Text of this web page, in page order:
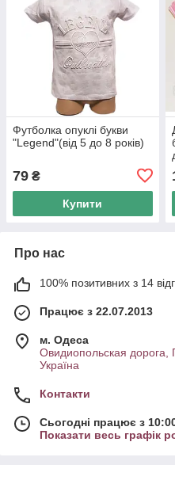
Футболка опуклі букви
"Legend"(від 5 до 8 років)
79 ₴
Купити
Про нас
100% позитивних з 14
Працює з 22.07.2013
м. Одеса
Овидиопольская
Україна
Контакти
Сьогодні працює з
Показати весь графік